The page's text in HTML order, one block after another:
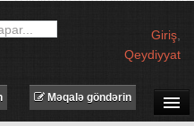
Giriş
Qeydiyyat
Məqalə göndərin